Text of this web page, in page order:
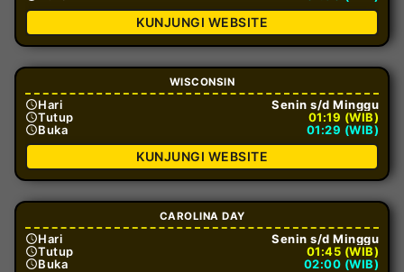
KUNJUNGI WEBSITE
WISCONSIN
Hari
Senin s/d Minggu
Tutup
01:19 (WIB)
Buka
01:29 (WIB)
KUNJUNGI WEBSITE
CAROLINA DAY
Hari
Senin s/d Minggu
Tutup
01:45 (WIB)
Buka
02:00 (WIB)